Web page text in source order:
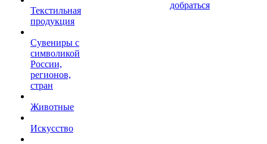
Текстильная
продукция
Сувениры с
символикой
России,
регионов,
стран
Животные
Искусство
добраться